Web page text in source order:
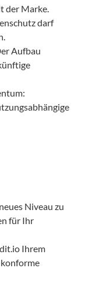
der Marke.
darf
Aufbau
Niveau zu
für Ihr
Ihrem